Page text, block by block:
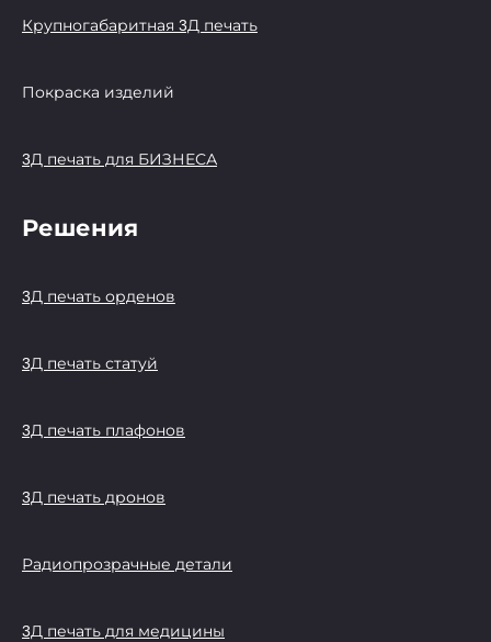
Крупногабаритная 3Д печать
Покраска изделий
3Д печать для БИЗНЕСА
Решения
3Д печать орденов
3Д печать статуй
3Д печать плафонов
3Д печать дронов
Радиопрозрачные детали
3Д печать для медицины